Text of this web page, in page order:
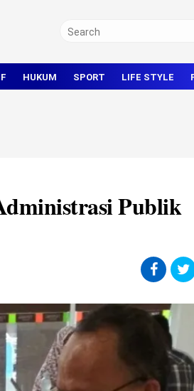
HUKUM SPORT LIFE STYLE
Publik